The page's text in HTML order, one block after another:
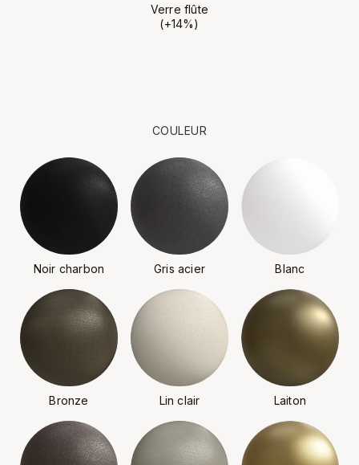
Verre flûte
(+14%)
COULEUR
Noir charbon Gris acier Blanc
Bronze Lin clair Laiton